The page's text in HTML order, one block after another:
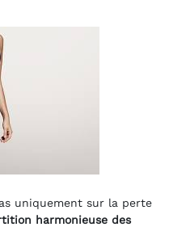
uniquement sur la perte
harmonieuse des